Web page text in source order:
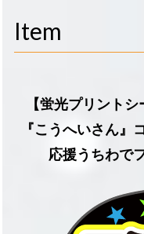
Item
【蛍光プリント
『こうへいさん』
応援うちわで